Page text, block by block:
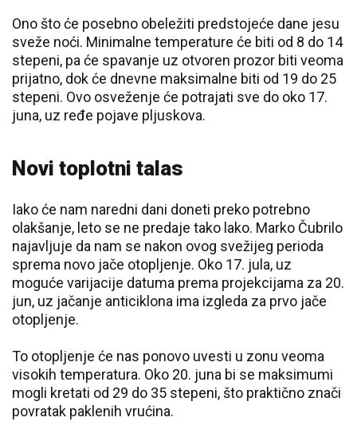
Ono što će posebno obeležiti predstojeće dane jesu
sveže noći. Minimalne temperature će biti od 8 do 14
stepeni, pa će spavanje uz otvoren prozor biti veoma
prijatno, dok će dnevne maksimalne biti od 19 do 25
stepeni. Ovo osveženje će potrajati sve do oko 17.
juna, uz ređe pojave pljuskova.
Novi toplotni talas
Iako će nam naredni dani doneti preko potrebno
olakšanje, leto se ne predaje tako lako. Marko Čubrilo
najavljuje da nam se nakon ovog svežijeg perioda
sprema novo jače otopljenje. Oko 17. jula, uz
moguće varijacije datuma prema projekcijama za 20.
jun, uz jačanje anticiklona ima izgleda za prvo jače
otopljenje.
To otopljenje će nas ponovo uvesti u zonu veoma
visokih temperatura. Oko 20. juna bi se maksimumi
mogli kretati od 29 do 35 stepeni, što praktično znači
povratak paklenih vrućina.